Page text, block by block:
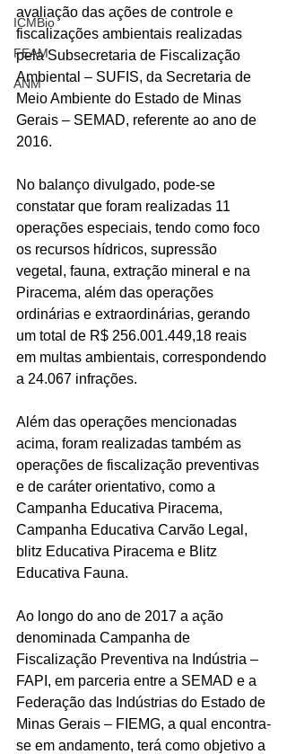
ICMBio
FEAM
ANM
avaliação das ações de controle e
fiscalizações ambientais realizadas
pela Subsecretaria de Fiscalização
Ambiental – SUFIS, da Secretaria de
Meio Ambiente do Estado de Minas
Gerais – SEMAD, referente ao ano de
2016.
No balanço divulgado, pode-se
constatar que foram realizadas 11
operações especiais, tendo como foco
os recursos hídricos, supressão
vegetal, fauna, extração mineral e na
Piracema, além das operações
ordinárias e extraordinárias, gerando
um total de R$ 256.001.449,18 reais
em multas ambientais, correspondendo
a 24.067 infrações.
Além das operações mencionadas
acima, foram realizadas também as
operações de fiscalização preventivas
e de caráter orientativo, como a
Campanha Educativa Piracema,
Campanha Educativa Carvão Legal,
blitz Educativa Piracema e Blitz
Educativa Fauna.
Ao longo do ano de 2017 a ação
denominada Campanha de
Fiscalização Preventiva na Indústria –
FAPI, em parceria entre a SEMAD e a
Federação das Indústrias do Estado de
Minas Gerais – FIEMG, a qual encontra-
se em andamento, terá como objetivo a